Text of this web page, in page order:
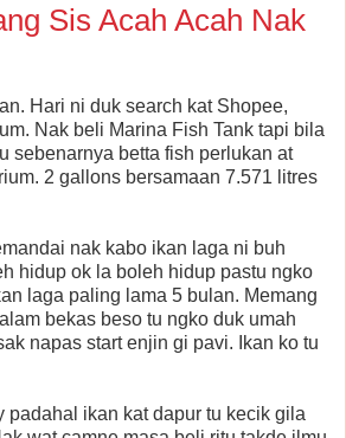
Sis Acah Acah Nak
Hari ni duk search kat Shopee,
Nak beli Marina Fish Tank tapi bila
sebenarnya betta fish perlukan at
2 gallons bersamaan 7.571 litres
nak kabo ikan laga ni buh
hidup ok la boleh hidup pastu ngko
laga paling lama 5 bulan. Memang
bekas beso tu ngko duk umah
napas start enjin gi pavi. Ikan ko tu
padahal ikan kat dapur tu kecik gila